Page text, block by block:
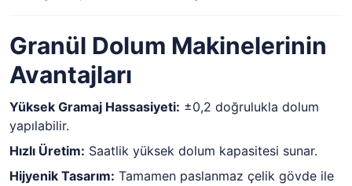
Granül Dolum Makinelerinin
Avantajları
Yüksek Gramaj Hassasiyeti: ±0,2 doğrulukla dolum
yapılabilir.
Hızlı Üretim: Saatlik yüksek dolum kapasitesi sunar.
Hijyenik Tasarım: Tamamen paslanmaz çelik gövde ile